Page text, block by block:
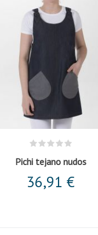
Pichi tejano nudos
36,91 €